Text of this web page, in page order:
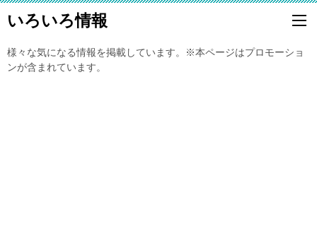
いろいろ情報
様々な気になる情報を掲載しています。※本ページはプロモーショ
ンが含まれています。